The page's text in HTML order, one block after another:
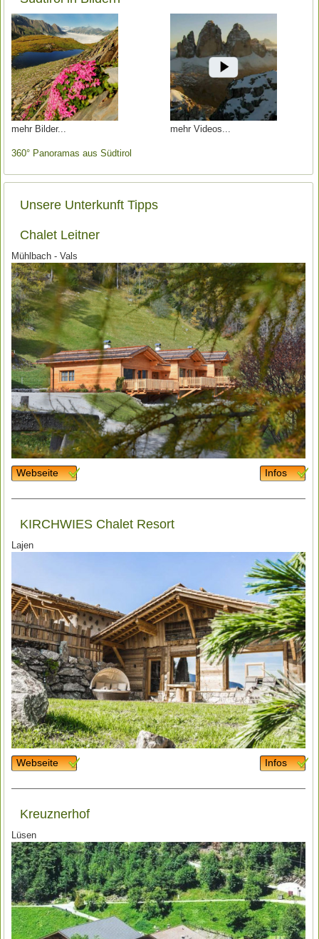
mehr Bilder mehr Videos
360° Panoramas aus Südtirol
Unsere Unterkunft Tipps
Chalet Leitner
Mühlbach - Vals
Webseite Infos
KIRCHWIES Chalet Resort
Lajen
Webseite Infos
Kreuznerhof
Lüsen